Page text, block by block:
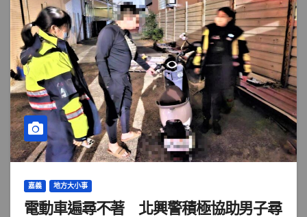
嘉義 地方大小事
電動車遍尋不著 北興警積極協助男子尋